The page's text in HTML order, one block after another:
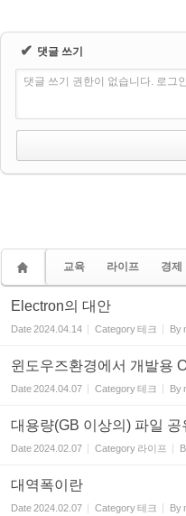
✔ 댓글 쓰기
댓글 쓰기 권한이 없습니다. 로그
교육 라이프 경제
Electron의 대안
Date2024.04.14 Category테크 By
윈도우즈환경에서 개발용
Date2024.04.07 Category테크 By
대용량(GB 이상의) 파일
Date2024.02.07 Category 라이프
대역폭이란
Date2024.02.07 Category테크 By